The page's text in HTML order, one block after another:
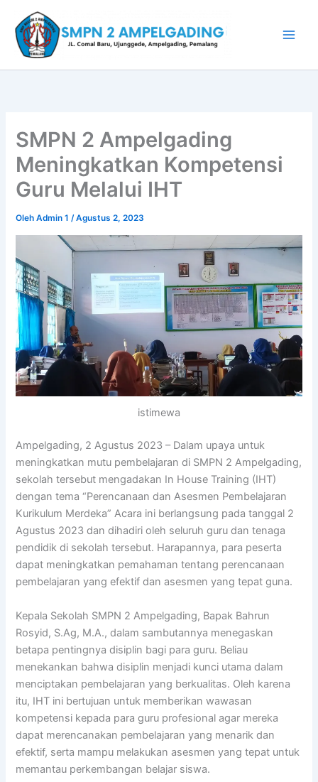
konten
SMPN 2 Ampelgading
Meningkatkan Kompetensi
Guru Melalui IHT
OlehAdmin 1/Agustus 2, 2023
istimewa
Ampelgading, 2 Agustus 2023 – Dalam upaya untuk
meningkatkan mutu pembelajaran di SMPN 2 Ampelgading,
sekolah tersebut mengadakan In House Training (IHT)
dengan tema “Perencanaan dan Asesmen Pembelajaran
Kurikulum Merdeka” Acara ini berlangsung pada tanggal 2
Agustus 2023 dan dihadiri oleh seluruh guru dan tenaga
pendidik di sekolah tersebut. Harapannya, para peserta
dapat meningkatkan pemahaman tentang perencanaan
pembelajaran yang efektif dan asesmen yang tepat guna.
Kepala Sekolah SMPN 2 Ampelgading, Bapak Bahrun
Rosyid, S.Ag, M.A., dalam sambutannya menegaskan
betapa pentingnya disiplin bagi para guru. Beliau
menekankan bahwa disiplin menjadi kunci utama dalam
menciptakan pembelajaran yang berkualitas. Oleh karena
itu, IHT ini bertujuan untuk memberikan wawasan
kompetensi kepada para guru profesional agar mereka
dapat merencanakan pembelajaran yang menarik dan
efektif, serta mampu melakukan asesmen yang tepat untuk
memantau perkembangan belajar siswa.